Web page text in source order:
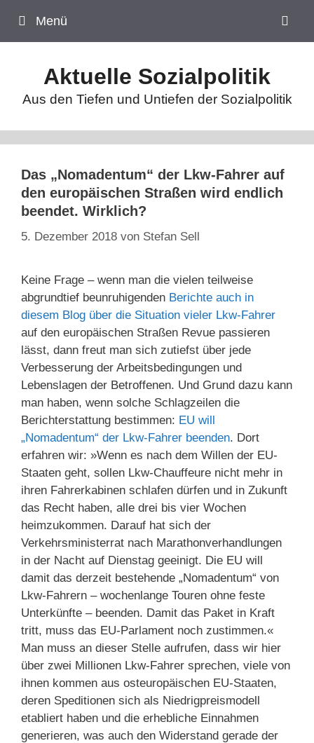
Inhalt
springen
Menü
Aktuelle Sozialpolitik
Aus den Tiefen und Untiefen der Sozialpolitik
Das „Nomadentum“ der Lkw-Fahrer auf
den europäischen Straßen wird endlich
beendet. Wirklich?
5. Dezember 2018 von Stefan Sell
Keine Frage – wenn man die vielen teilweise
abgrundtief beunruhigenden Berichte auch in
diesem Blog über die Situation vieler Lkw-Fahrer
auf den europäischen Straßen Revue passieren
lässt, dann freut man sich zutiefst über jede
Verbesserung der Arbeitsbedingungen und
Lebenslagen der Betroffenen. Und Grund dazu kann
man haben, wenn solche Schlagzeilen die
Berichterstattung bestimmen: EU will
„Nomadentum“ der Lkw-Fahrer beenden. Dort
erfahren wir: »Wenn es nach dem Willen der EU-
Staaten geht, sollen Lkw-Chauffeure nicht mehr in
ihren Fahrerkabinen schlafen dürfen und in Zukunft
das Recht haben, alle drei bis vier Wochen
heimzukommen. Darauf hat sich der
Verkehrsministerrat nach Marathonverhandlungen
in der Nacht auf Dienstag geeinigt. Die EU will
damit das derzeit bestehende „Nomadentum“ von
Lkw-Fahrern – wochenlange Touren ohne feste
Unterkünfte – beenden. Damit das Paket in Kraft
tritt, muss das EU-Parlament noch zustimmen.«
Man muss an dieser Stelle aufrufen, dass wir hier
über zwei Millionen Lkw-Fahrer sprechen, viele von
ihnen kommen aus osteuropäischen EU-Staaten,
deren Speditionen sich als Niedrigpreismodell
etabliert haben und die erhebliche Einnahmen
generieren, was auch den Widerstand gerade der